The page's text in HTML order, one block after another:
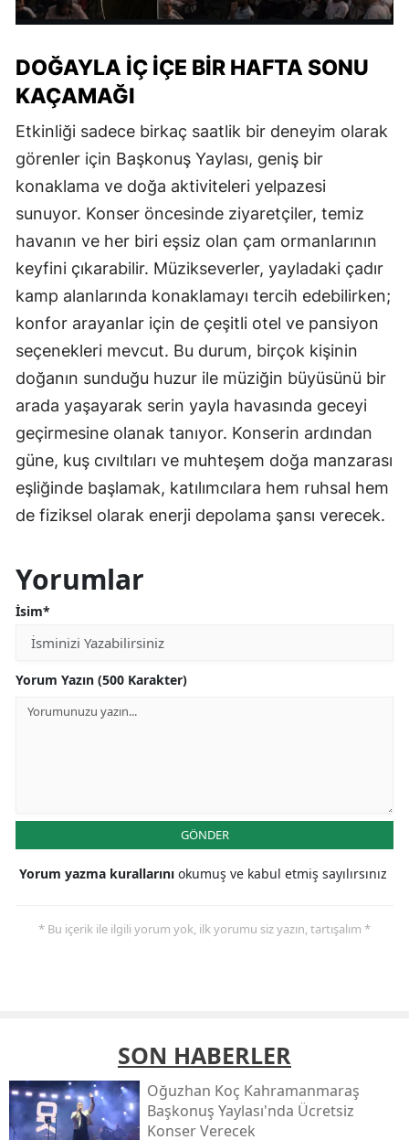
DOĞAYLA İÇ İÇE BİR HAFTA SONU
KAÇAMAĞI
Etkinliği sadece birkaç saatlik bir deneyim olarak
görenler için Başkonuş Yaylası, geniş bir
konaklama ve doğa aktiviteleri yelpazesi
sunuyor. Konser öncesinde ziyaretçiler, temiz
havanın ve her biri eşsiz olan çam ormanlarının
keyfini çıkarabilir. Müzikseverler, yayladaki çadır
kamp alanlarında konaklamayı tercih edebilirken;
konfor arayanlar için de çeşitli otel ve pansiyon
seçenekleri mevcut. Bu durum, birçok kişinin
doğanın sunduğu huzur ile müziğin büyüsünü bir
arada yaşayarak serin yayla havasında geceyi
geçirmesine olanak tanıyor. Konserin ardından
güne, kuş cıvıltıları ve muhteşem doğa manzarası
eşliğinde başlamak, katılımcılara hem ruhsal hem
de fiziksel olarak enerji depolama şansı verecek.
Yorumlar
İsim*
Yorum Yazın (500 Karakter)
GÖNDER
Yorum yazma kurallarını okumuş ve kabul etmiş sayılırsınız
* Bu içerik ile ilgili yorum yok, ilk yorumu siz yazın, tartışalım *
SON HABERLER
Oğuzhan Koç Kahramanmaraş
Başkonuş Yaylası'nda Ücretsiz
Konser Verecek